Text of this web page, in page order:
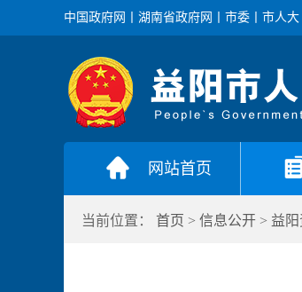
中国政府网 湖南省政府网 市委 市人大
网站首页
当前位置： 首页 > 信息公开 > 益